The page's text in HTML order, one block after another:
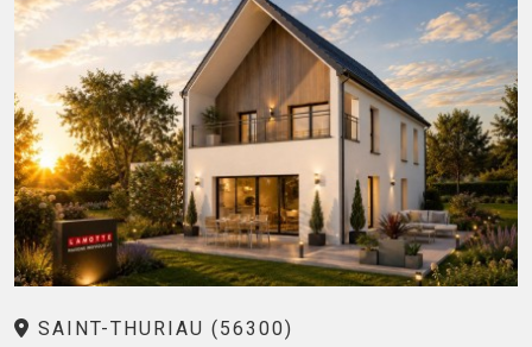
SAINT-THURIAU (56300)